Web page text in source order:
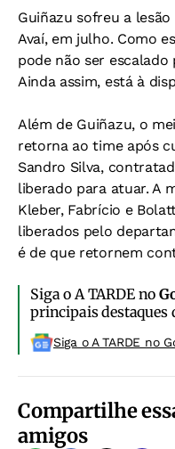
Guiñazu sofreu a
Avaí, em julho. Como
pode não ser
Ainda assim, está à
Além de Guiñazu, o
retorna ao time após
Sandro Silva,
liberado para atuar. A
Kleber, Fabrício e
liberados pelo
é de que retornem
Siga o A TARDE no
principais destaques
Siga o A TARDE no
Compartilhe
amigos